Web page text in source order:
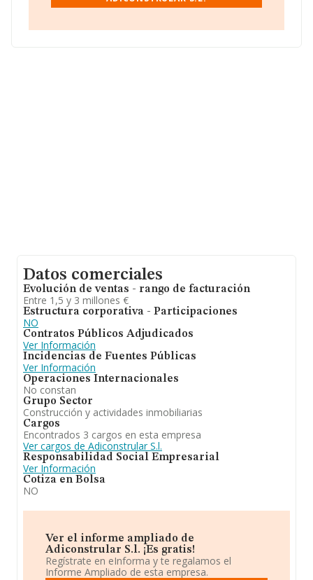
entre todas las compañías. Finalmente, para completar
las empresas es de 2. La antigüedad alcanza los 17
Datos comerciales
Evolución de ventas - rango de facturación
Entre 1,5 y 3 millones €
Estructura corporativa - Participaciones
NO
Contratos Públicos Adjudicados
Ver Información
Incidencias de Fuentes Públicas
Ver Información
Operaciones Internacionales
No constan
Grupo Sector
Construcción y actividades inmobiliarias
Cargos
Encontrados 3 cargos en esta empresa
Ver cargos de Adiconstrular S.l.
Responsabilidad Social Empresarial
Ver Información
Cotiza en Bolsa
NO
Ver el informe ampliado de
Adiconstrular S.l. ¡Es gratis!
Regístrate en eInforma y te regalamos el
Informe Ampliado de esta empresa.